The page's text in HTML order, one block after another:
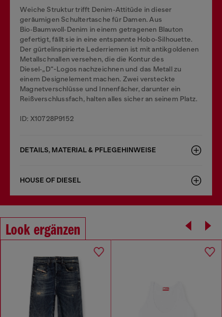
Weiche Struktur trifft Denim‑Attitüde in dieser
geräumigen Schultertasche für Damen. Aus
Bio‑Baumwoll‑Denim in einem getragenen Blauton
gefertigt, fällt sie in eine entspannte Hobo‑Silhouette.
Der gürtelinspirierte Lederriemen ist mit antikgoldenen
Metallschnallen versehen, die die Kontur des
Diesel‑„D“-Logos nachzeichnen und das Metall zu
einem Designelement machen. Zwei versteckte
Magnetverschlüsse und Innenfächer, darunter ein
Reißverschlussfach, halten alles sicher an seinem Platz.
ID: X10728P9152
DETAILS, MATERIAL & PFLEGEHINWEISE
HOUSE OF DIESEL
Look ergänzen